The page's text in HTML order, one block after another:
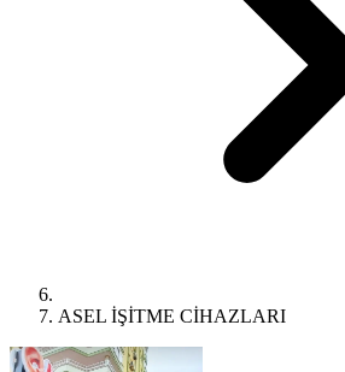
ASEL İŞİTME CİHAZLARI